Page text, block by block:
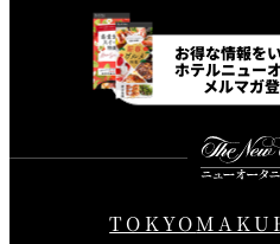
お得な情報を
ホテルニュー
メルマガ
TOKYO